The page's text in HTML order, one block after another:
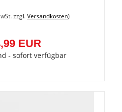
zzgl.Versandkosten)
EUR
- sofort verfügbar